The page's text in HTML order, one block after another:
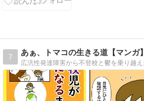
7
あぁ、トマコの生きる道【マンガ】